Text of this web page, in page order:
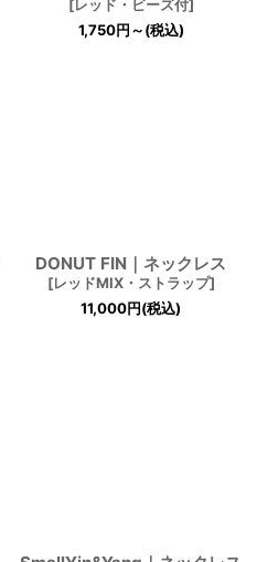
[レッド・ビーズ付]
1,750円～(税込)
DONUT FIN｜ネックレス
[レッドMIX・ストラップ]
11,000円(税込)